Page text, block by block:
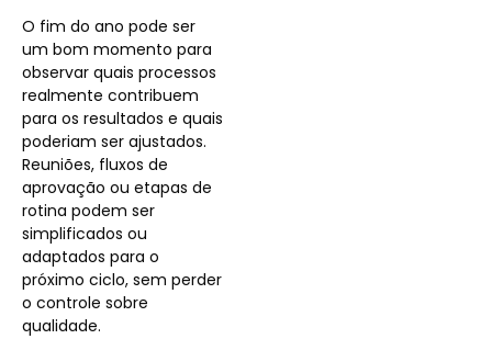
O fim do ano pode ser
um bom momento para
observar quais processos
realmente contribuem
para os resultados e quais
poderiam ser ajustados.
Reuniões, fluxos de
aprovação ou etapas de
rotina podem ser
simplificados ou
adaptados para o
próximo ciclo, sem perder
o controle sobre
qualidade.